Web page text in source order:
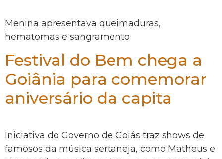
Menina apresentava queimaduras,
hematomas e sangramento
Festival do Bem chega a
Goiânia para comemorar
aniversário da capita
Iniciativa do Governo de Goiás traz shows de
famosos da música sertaneja, como Matheus e